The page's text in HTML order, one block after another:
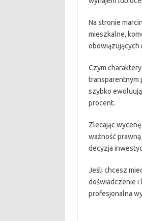
Na stronie
mieszkalne,
obowiązujących
Czym
transparentnym
szybko
procent.
Zlecając
ważność
decyzja
Jeśli chcesz
doświadczenie i
profesjonalna